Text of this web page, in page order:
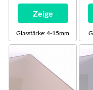
Zeige
Glasstärke: 4-15mm